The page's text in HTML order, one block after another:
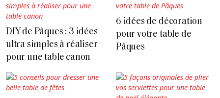
DIY de Pâques : 3 idées
ultra simples à réaliser
pour une table canon
6 idées de décoration
pour votre table de
Pâques